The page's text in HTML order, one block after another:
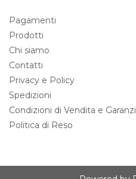
Pagamenti
Prodotti
Chi siamo
Contatti
Privacy e Policy
Spedizioni
Condizioni di Vendita e
Politica di Reso